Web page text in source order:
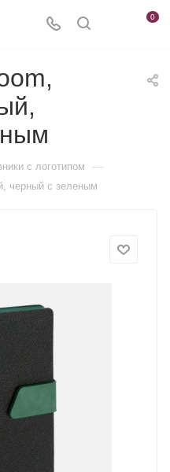
0
c логотипом —
черный с зеленым